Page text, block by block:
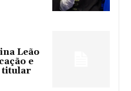
Leão
e
titular